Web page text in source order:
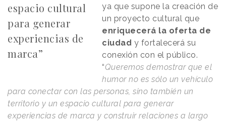
espacio cultural
para generar
experiencias de
marca”
ya que supone la creación de
un proyecto cultural que
enriquecerá la oferta de
ciudad y fortalecerá su
conexión con el público.
“Queremos demostrar que el
humor no es sólo un vehículo
para conectar con las personas, sino también un
territorio y un espacio cultural para generar
experiencias de marca y construir relaciones a largo